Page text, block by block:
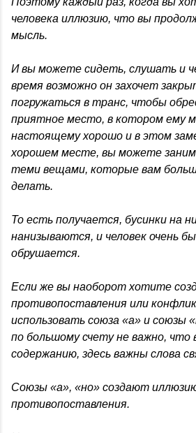
человека иллюзию, что вы
мысль.
И вы можете сидеть, слушать и
время возможно он захочет
погружаться в транс, чтобы
приятное место, в котором ему
настоящему хорошо и в этом
хорошем месте, вы можете
теми вещами, которые вам
делать.
То есть получается, бусинки на
нанизываются, и человек очень
обрушается.
Если же вы наоборот хотите
противопоставления или
использовать союза «а» и союзы
по большому счету не важно, что
содержанию, здесь важны слова
Союзы «а», «но» создают
противопоставления.